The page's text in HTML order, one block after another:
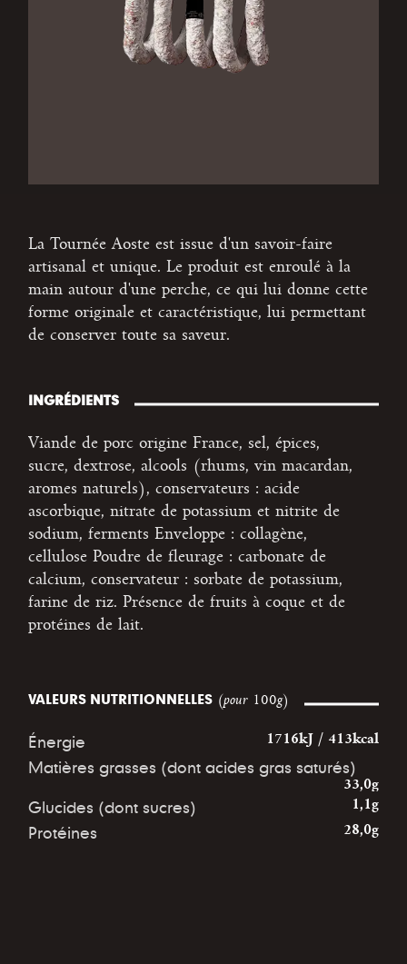
La Tournée Aoste est issue d'un savoir-faire
artisanal et unique. Le produit est enroulé à la
main autour d'une perche, ce qui lui donne cette
forme originale et caractéristique, lui permettant
de conserver toute sa saveur.
INGRÉDIENTS
Viande de porc origine France, sel, épices,
sucre, dextrose, alcools (rhums, vin macardan,
aromes naturels), conservateurs : acide
ascorbique, nitrate de potassium et nitrite de
sodium, ferments Enveloppe : collagène,
cellulose Poudre de fleurage : carbonate de
calcium, conservateur : sorbate de potassium,
farine de riz. Présence de fruits à coque et de
protéines de lait.
VALEURS NUTRITIONNELLES (pour 100g)
Énergie 1716kJ / 413kcal
Matières grasses (dont acides gras saturés)
33,0g
Glucides (dont sucres) 1,1g
Protéines 28,0g